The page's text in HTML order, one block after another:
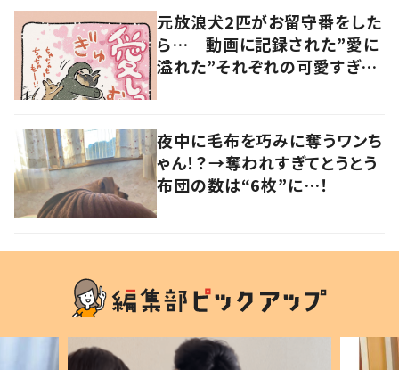
元放浪犬2匹がお留守番をした
ら… 動画に記録された”愛に
溢れた”それぞれの可愛すぎる
夜中に毛布を巧みに奪うワンち
ゃん！？→奪われすぎてとうとう
布団の数は“6枚”に…！